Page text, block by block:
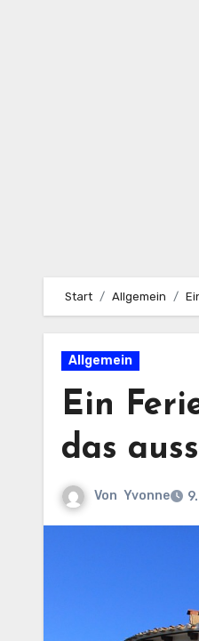
Start Allgemein
Allgemein
Ein
das
Von Yvonne